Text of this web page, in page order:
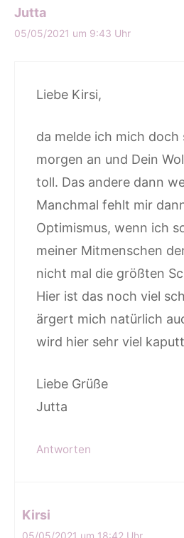
Jutta
05/05/2021 um 9:43 Uhr
Liebe Kirsi,
da melde ich mich
morgen an und Dein
toll. Das andere dann
Manchmal fehlt mir
Optimismus, wenn ich
meiner Mitmenschen
nicht mal die größten
Hier ist das noch viel
ärgert mich natürlich
wird hier sehr viel
Liebe Grüße
Jutta
Antworten
Kirsi